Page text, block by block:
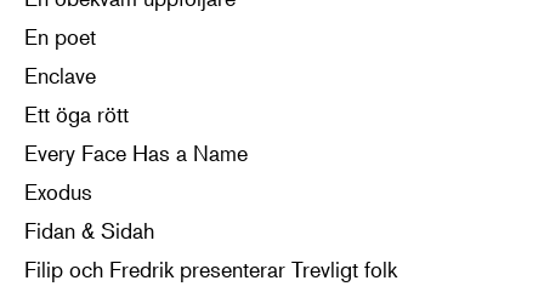
En poet
Enclave
Ett öga rött
Every Face Has a Name
Exodus
Fidan & Sidah
Filip och Fredrik presenterar Trevligt folk